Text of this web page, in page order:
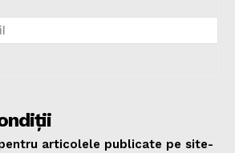
articolele publicate pe site-